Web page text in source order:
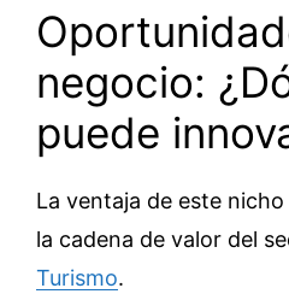
negocio:
puede
La ventaja de este
la cadena de valor del
Turismo.